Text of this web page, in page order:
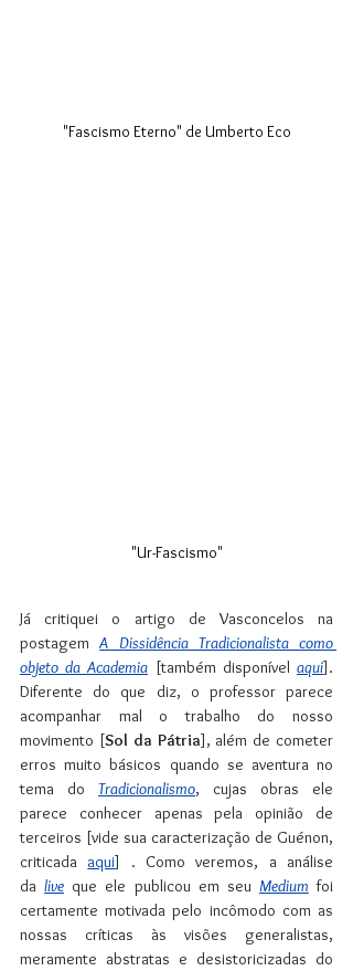
"Fascismo Eterno" de Umberto Eco
"Ur-Fascismo"
Já critiquei o artigo de Vasconcelos na
postagem A Dissidência Tradicionalista como
objeto da Academia [também disponível aqui].
Diferente do que diz, o professor parece
acompanhar mal o trabalho do nosso
movimento [Sol da Pátria], além de cometer
erros muito básicos quando se aventura no
tema do Tradicionalismo, cujas obras ele
parece conhecer apenas pela opinião de
terceiros [vide sua caracterização de Guénon,
criticada aqui] . Como veremos, a análise
da live que ele publicou em seu Medium foi
certamente motivada pelo incômodo com as
nossas críticas às visões generalistas,
meramente abstratas e desistoricizadas do